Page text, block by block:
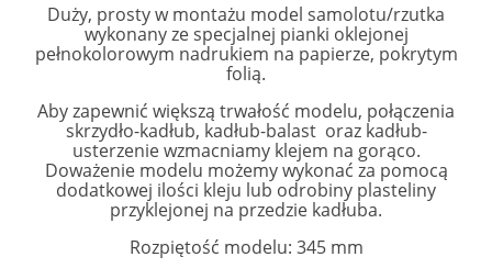
Duży, prosty w montażu model samolotu/rzutka
wykonany ze specjalnej pianki oklejonej
pełnokolorowym nadrukiem na papierze, pokrytym
folią.
Aby zapewnić większą trwałość modelu, połączenia
skrzydło-kadłub, kadłub-balast oraz kadłub-
usterzenie wzmacniamy klejem na gorąco.
Doważenie modelu możemy wykonać za pomocą
dodatkowej ilości kleju lub odrobiny plasteliny
przyklejonej na przedzie kadłuba.
Rozpiętość modelu: 345 mm